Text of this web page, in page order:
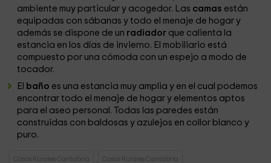
ambiente muy particular y acogedor. Las camas están
equipadas con sábanas y todo el menaje de hogar y
además se dispone de un radiador que calienta la
estancia en los días de invierno. El mobiliario está
compuesto por una cómoda con un espejo a modo de
tocador.
El baño es una estancia muy amplia y en el cual podemos
encontrar todo el menaje de hogar y elementos aptos
para el aseo personal. Todas las paredes están
construidas con baldosas y azulejos en collor blanco y
puro.
Casas Rurales Cantabria Casas Rurales Cantabria